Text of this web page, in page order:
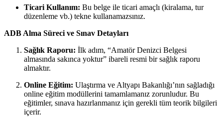
Ticari Kullanım: Bu belge ile ticari amaçlı (kiralama, tur
düzenleme vb.) tekne kullanamazsınız.
ADB Alma Süreci ve Sınav Detayları
Sağlık Raporu: İlk adım, “Amatör Denizci Belgesi
almasında sakınca yoktur” ibareli resmi bir sağlık raporu
almaktır.
Online Eğitim: Ulaştırma ve Altyapı Bakanlığı’nın sağladığı
online eğitim modüllerini tamamlamanız zorunludur. Bu
eğitimler, sınava hazırlanmanız için gerekli tüm teorik bilgileri
içerir.